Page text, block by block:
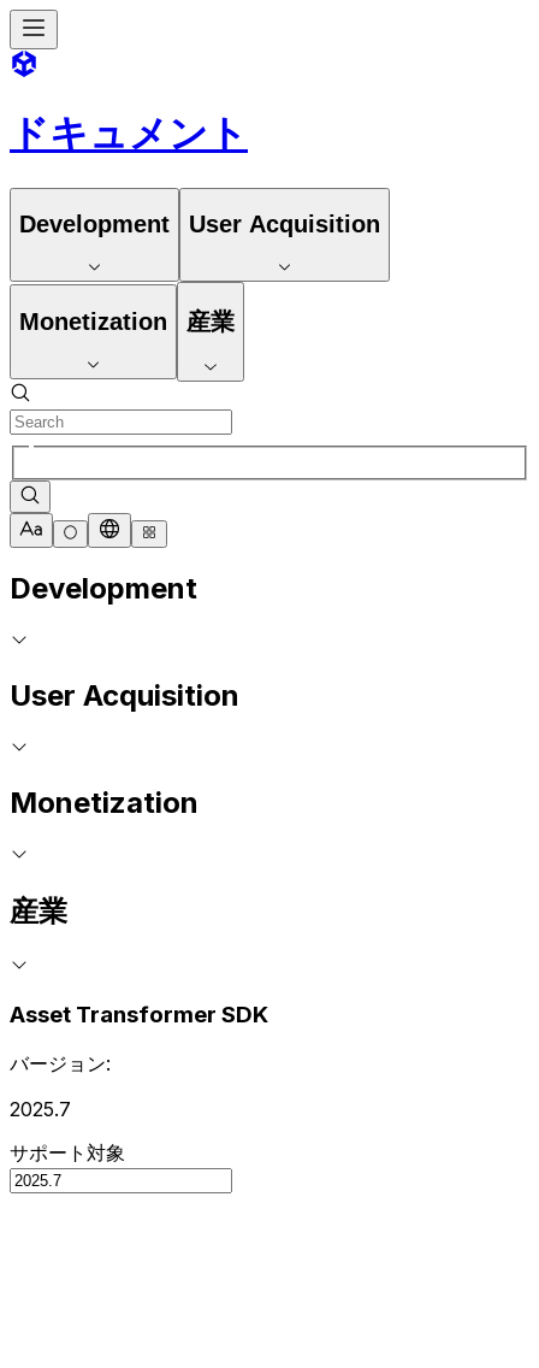
ドキュメント
Development User Acquisition
Monetization 産業
Development
User Acquisition
Monetization
産業
Asset Transformer SDK
バージョン:
2025.7
サポート対象